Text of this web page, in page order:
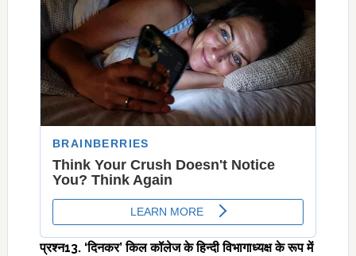
प्रश्‍न13. ‘दिनकर’ किल कॉलेज के हिन्दी विभागाध्यक्ष के रूप में